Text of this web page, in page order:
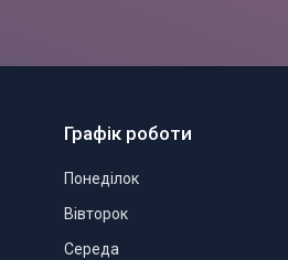
Графік роботи
Понеділок
Вівторок
Середа